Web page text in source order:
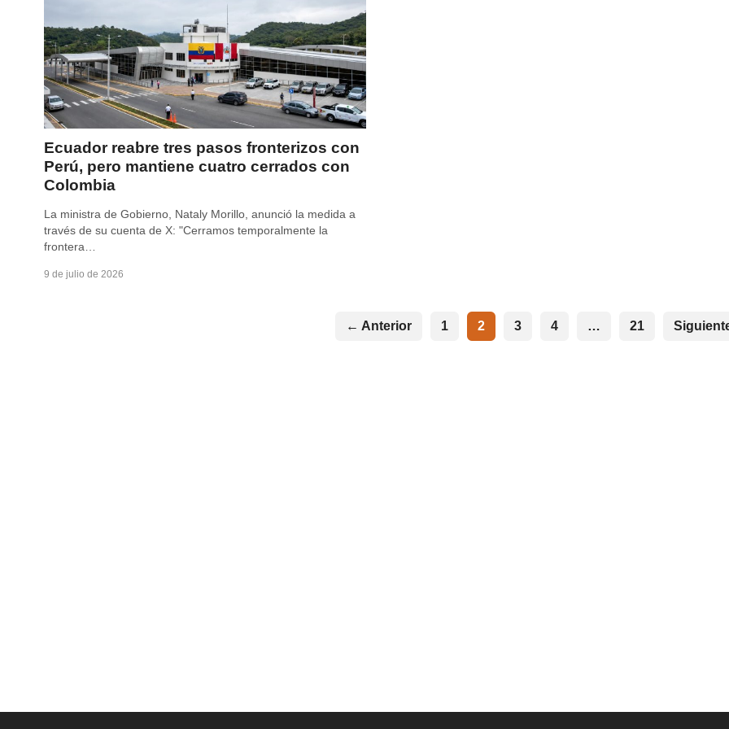
Ecuador reabre tres pasos fronterizos con
Perú, pero mantiene cuatro cerrados con
Colombia
La ministra de Gobierno, Nataly Morillo, anunció la medida a
través de su cuenta de X: "Cerramos temporalmente la
frontera…
9 de julio de 2026
← Anterior 1 2 3 4 … 21